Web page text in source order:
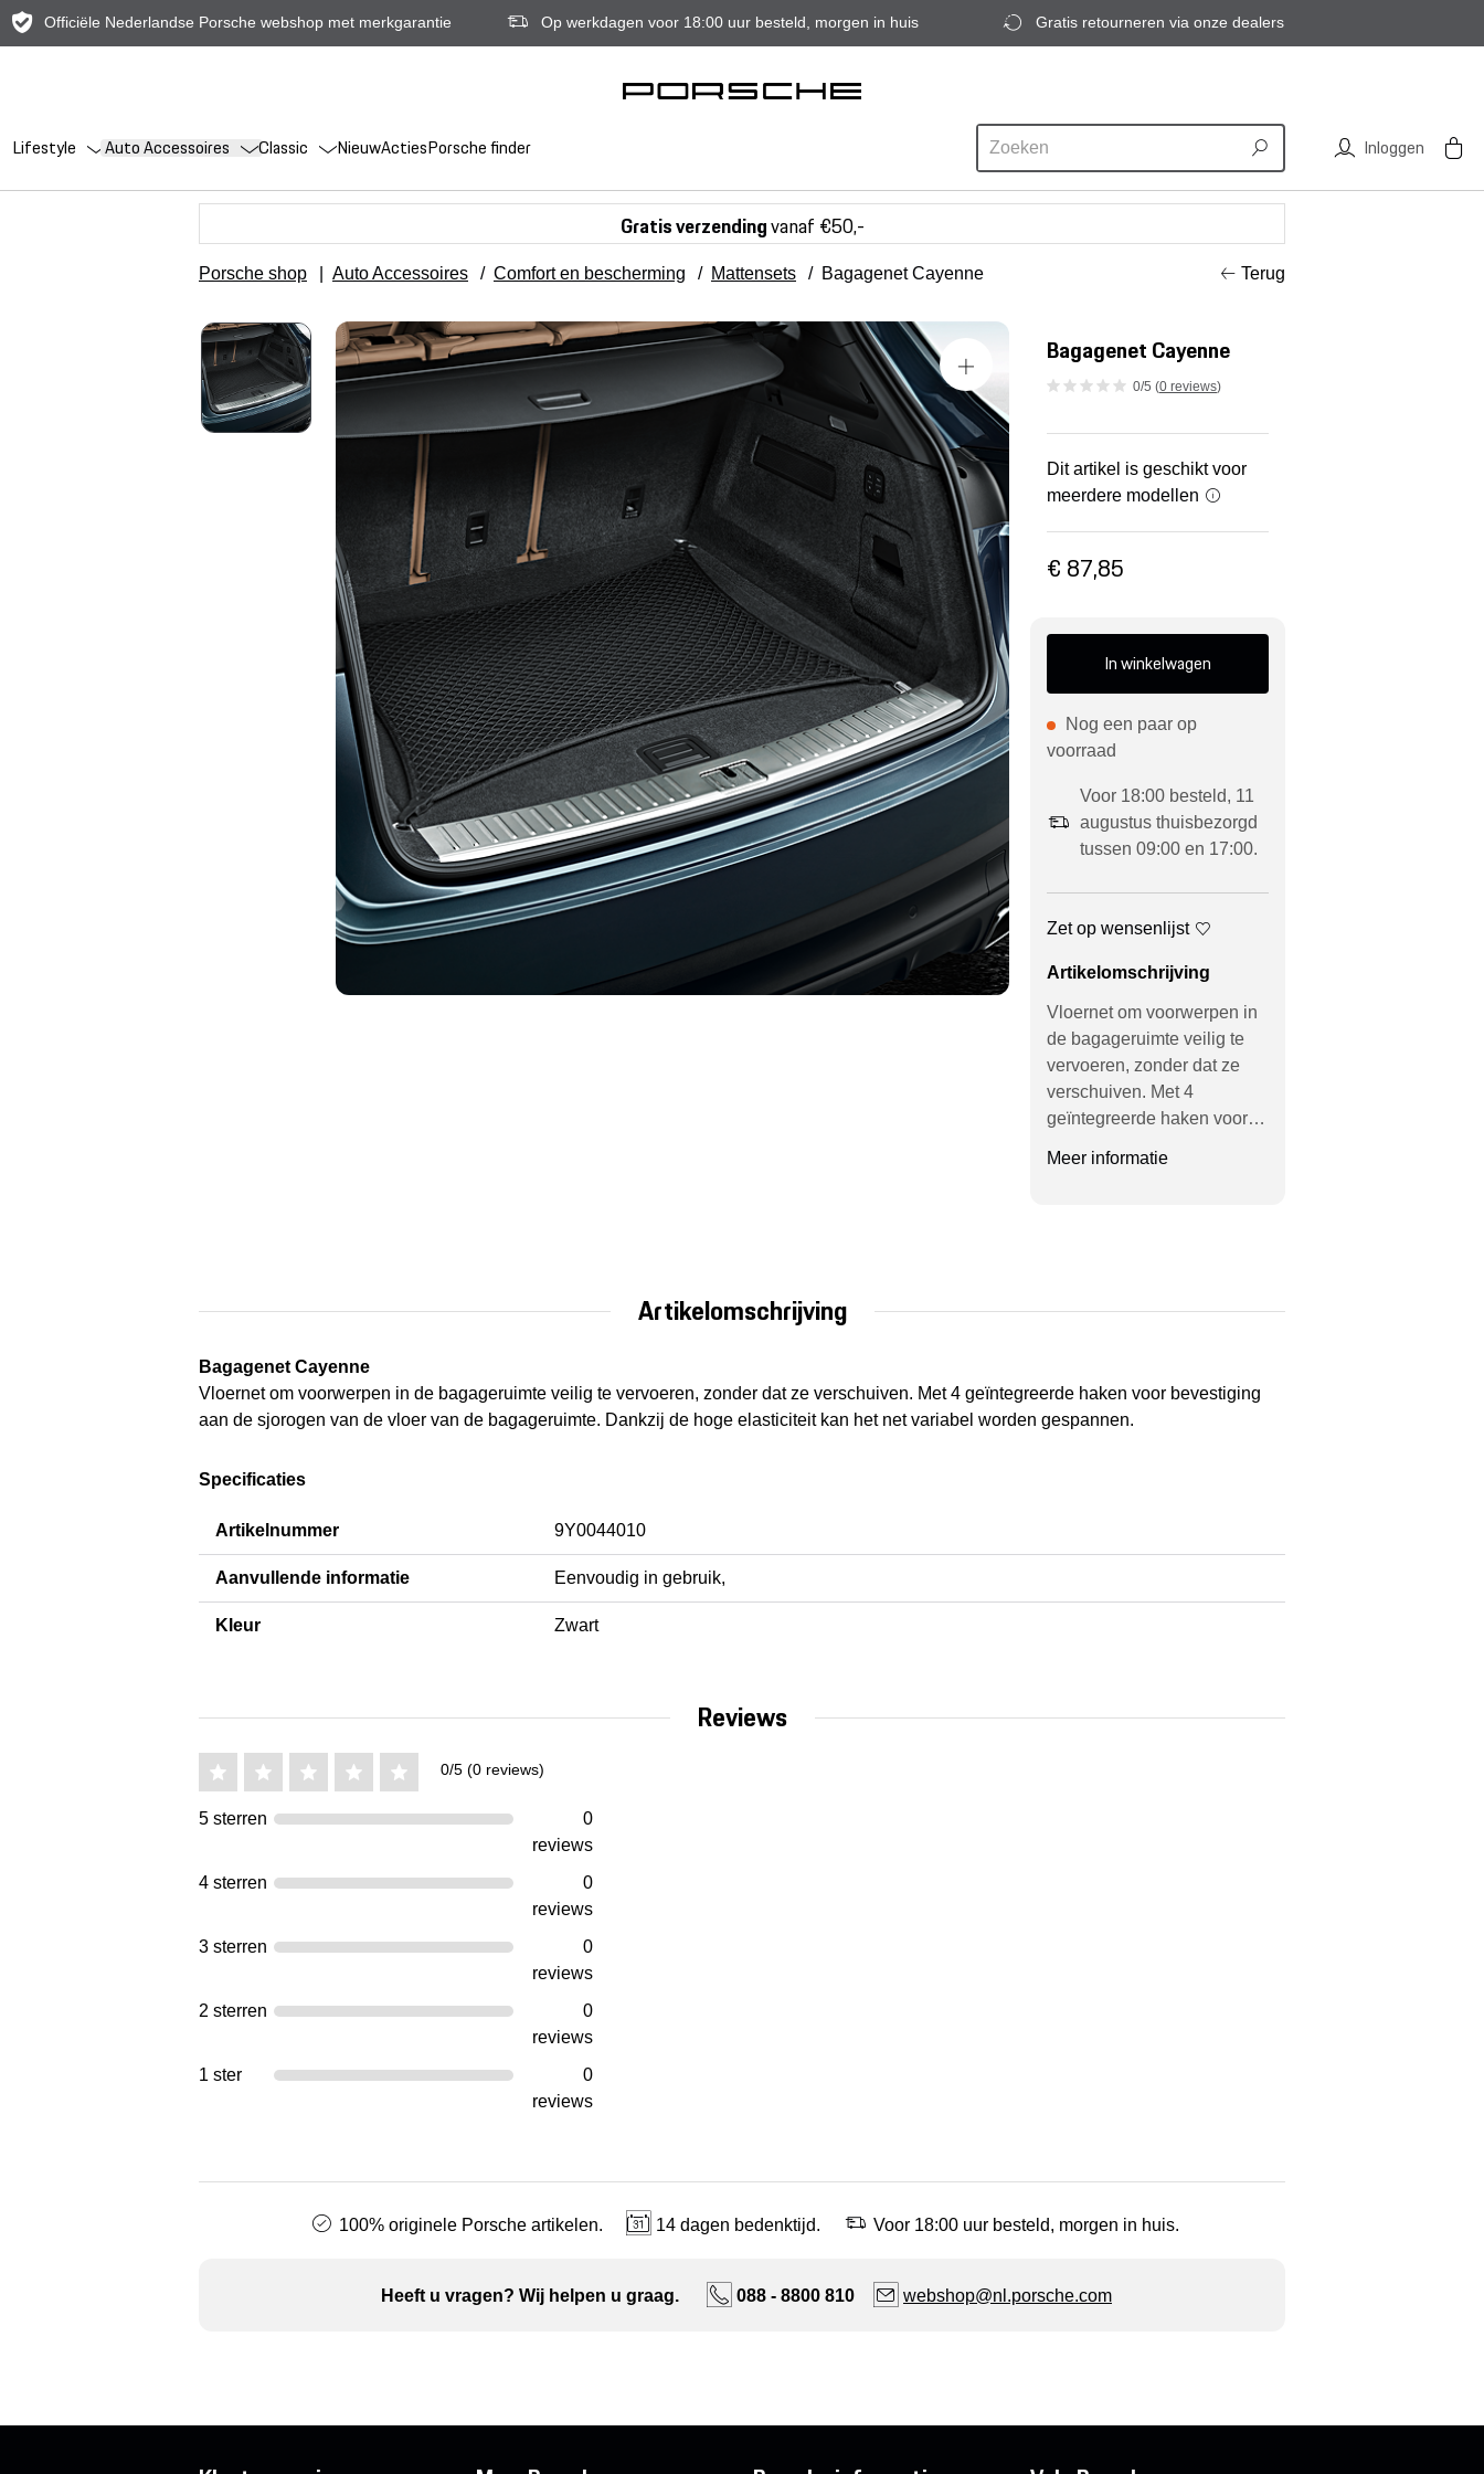
Officiële Nederlandse Porsche webshop met merkgarantie Op werkdagen voor 18:00 uur besteld, morgen in huis Gratis retourneren via onze dealers
Lifestyle Auto Accessoires Classic NieuwActiesPorsche finder Inloggen
Gratis verzendingvanaf €50,-
Porsche shop Auto Accessoires / Comfort en bescherming / Mattensets / Bagagenet Cayenne Terug
Bagagenet Cayenne
0/5 (0 reviews)
Dit artikel is geschikt voor
meerdere modellen
€ 87,85
In winkelwagen
Nog een paar op
voorraad
Voor 18:00 besteld, 11
augustus thuisbezorgd
tussen 09:00 en 17:00.
Zet op wensenlijst
Artikelomschrijving
Vloernet om voorwerpen in
de bagageruimte veilig te
vervoeren, zonder dat ze
verschuiven. Met 4
geïntegreerde haken voor…
Meer informatie
Artikelomschrijving
Bagagenet Cayenne
Vloernet om voorwerpen in de bagageruimte veilig te vervoeren, zonder dat ze verschuiven. Met 4 geïntegreerde haken voor bevestiging
aan de sjorogen van de vloer van de bagageruimte. Dankzij de hoge elasticiteit kan het net variabel worden gespannen.
Specificaties
Artikelnummer 9Y0044010
Aanvullende informatie Eenvoudig in gebruik,
Kleur Zwart
Reviews
0/5 (0 reviews)
5 sterren
0
reviews
4 sterren
0
reviews
3 sterren
0
reviews
2 sterren
0
reviews
1 ster
0
reviews
100% originele Porsche artikelen. 14 dagen bedenktijd. Voor 18:00 uur besteld, morgen in huis.
Heeft u vragen? Wij helpen u graag. 088 - 8800 810 webshop@nl.porsche.com